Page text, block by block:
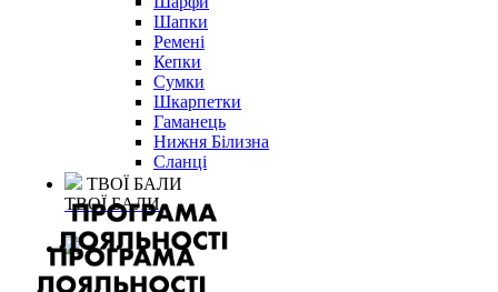
Шапки
Ремені
Кепки
Сумки
Шкарпетки
Гаманець
Нижня Білизна
Сланці
ТВОЇ БАЛИ
ТВОЇ БАЛИ